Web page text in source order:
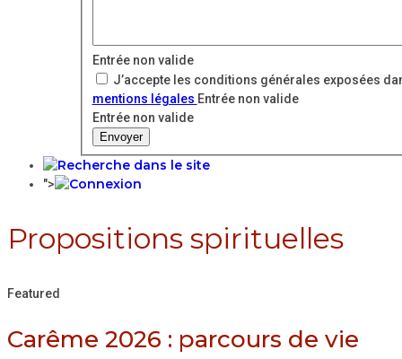
Entrée non valide
J’accepte les conditions générales exposées
mentions légales Entrée non valide
Entrée non valide
Envoyer
">
Propositions spirituelles
Featured
Carême 2026 : parcours de vie